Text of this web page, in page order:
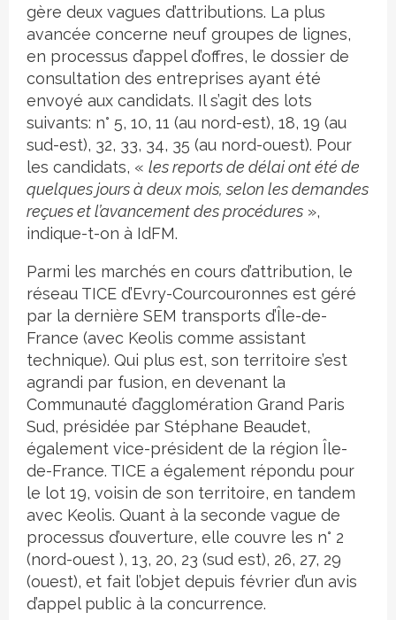
gère deux vagues d’attributions. La plus
avancée concerne neuf groupes de lignes,
en processus d’appel d’offres, le dossier de
consultation des entreprises ayant été
envoyé aux candidats. Il s’agit des lots
suivants: n° 5, 10, 11 (au nord-est), 18, 19 (au
sud-est), 32, 33, 34, 35 (au nord-ouest). Pour
les candidats, « les reports de délai ont été de
quelques jours à deux mois, selon les demandes
reçues et l’avancement des procédures »,
indique-t-on à IdFM.
Parmi les marchés en cours d’attribution, le
réseau TICE d’Evry-Courcouronnes est géré
par la dernière SEM transports d’Île-de-
France (avec Keolis comme assistant
technique). Qui plus est, son territoire s’est
agrandi par fusion, en devenant la
Communauté d’agglomération Grand Paris
Sud, présidée par Stéphane Beaudet,
également vice-président de la région Île-
de-France. TICE a également répondu pour
le lot 19, voisin de son territoire, en tandem
avec Keolis. Quant à la seconde vague de
processus d’ouverture, elle couvre les n° 2
(nord-ouest ), 13, 20, 23 (sud est), 26, 27, 29
(ouest), et fait l’objet depuis février d’un avis
d’appel public à la concurrence.